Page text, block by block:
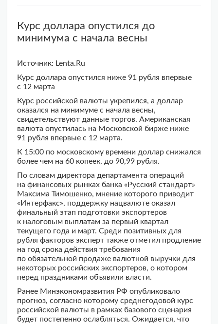
Курс доллара опустился до
минимума с начала весны
Источник: Lenta.Ru
Курс доллара опустился ниже 91 рубля впервые
с 12 марта
Курс российской валюты укрепился, а доллар
оказался на минимуме с начала весны,
свидетельствуют данные торгов. Американская
валюта опустилась на Московской бирже ниже
91 рубля впервые с 12 марта.
К 15:00 по московскому времени доллар снижался
более чем на 60 копеек, до 90,99 рубля.
По словам директора департамента операций
на финансовых рынках банка «Русский стандарт»
Максима Тимошенко, мнение которого приводит
«Интерфакс», поддержку нацвалюте оказал
финальный этап подготовки экспортеров
к налоговым выплатам за первый квартал
текущего года и март. Среди позитивных для
рубля факторов эксперт также отметил продление
на год срока действия требования
по обязательной продаже валютной выручки для
некоторых российских экспортеров, о котором
перед праздниками объявили власти.
Ранее Минэкономразвития РФ опубликовало
прогноз, согласно которому среднегодовой курс
российской валюты в рамках базового сценария
будет постепенно ослабляться. Ожидается, что